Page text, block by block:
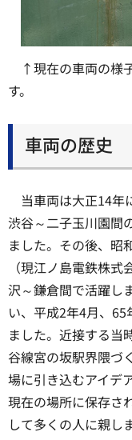
↑現在の車両の様
す。
車両の歴史
当車両は大正14年
渋谷～二子玉川園間
ました。その後、昭
（現江ノ島電鉄株
沢～鎌倉間で活躍し
い、平成2年4月、
ました。近接する当
谷線宮の坂駅界隈づ
場に引き込むアイデ
現在の場所に保存さ
して多くの人に親し